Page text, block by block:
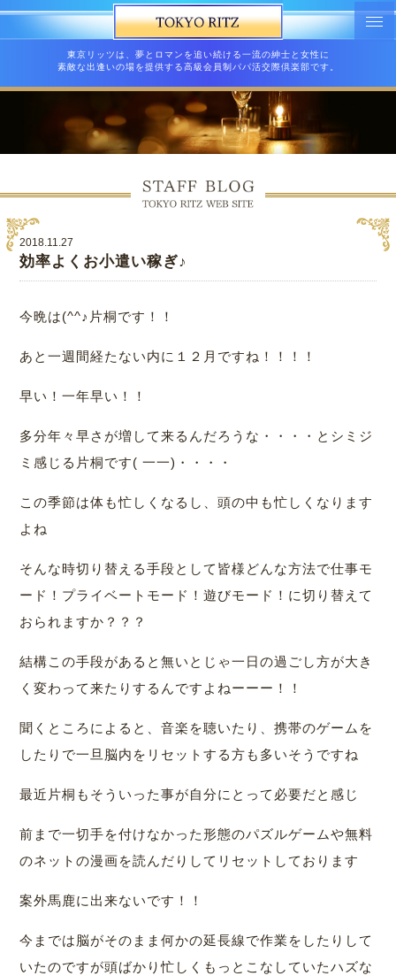
東京リッツは、夢とロマンを追い続ける一流の紳士と女性に
素敵な出逢いの場を提供する高級会員制パパ活交際倶楽部です。
2018.11.27
効率よくお小遣い稼ぎ♪
今晩は(^^♪片桐です！！
あと一週間経たない内に１２月ですね！！！！
早い！一年早い！！
多分年々早さが増して来るんだろうな・・・・とシミジ
ミ感じる片桐です( 一一)・・・・
この季節は体も忙しくなるし、頭の中も忙しくなります
よね
そんな時切り替える手段として皆様どんな方法で仕事モ
ード！プライベートモード！遊びモード！に切り替えて
おられますか？？？
結構この手段があると無いとじゃ一日の過ごし方が大き
く変わって来たりするんですよねーーー！！
聞くところによると、音楽を聴いたり、携帯のゲームを
したりで一旦脳内をリセットする方も多いそうですね
最近片桐もそういった事が自分にとって必要だと感じ
前まで一切手を付けなかった形態のパズルゲームや無料
のネットの漫画を読んだりしてリセットしております
案外馬鹿に出来ないです！！
今までは脳がそのまま何かの延長線で作業をしたりして
いたのですが頭ばかり忙しくもっとこなしていたハズな